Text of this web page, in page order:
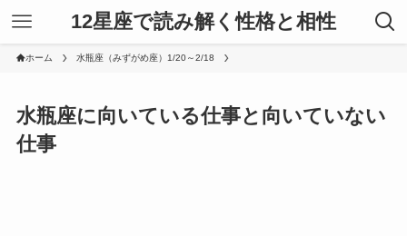
12星座で読み解く性格と相性
ホーム 水瓶座（みずがめ座）1/20～2/18
水瓶座に向いている仕事と向いていない
仕事